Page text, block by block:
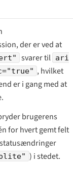
der er ved at
svarer til ari
, hvilket
er i gang med at
brugerens
for hvert gemt felt
) i stedet.